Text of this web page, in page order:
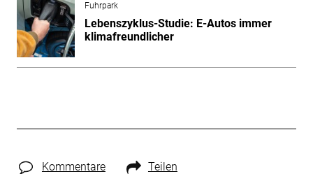
Fuhrpark
Lebenszyklus-Studie: E-Autos immer
klimafreundlicher
Kommentare Teilen